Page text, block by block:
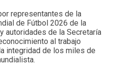
representantes de la
de Fútbol 2026 de la
autoridades de la Secretaría
al trabajo
integridad de los miles de